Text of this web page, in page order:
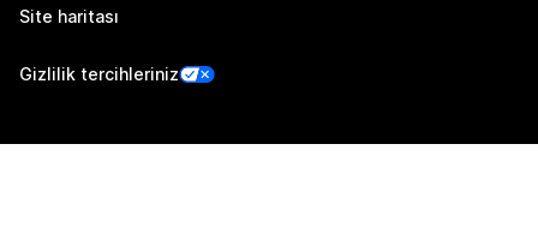
Site haritası
Gizlilik tercihleriniz